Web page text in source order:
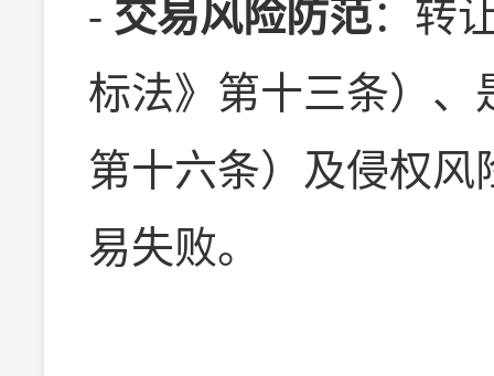
- 交易风险防范：转
标法》第十三条）、
第十六条）及侵权
易失败。